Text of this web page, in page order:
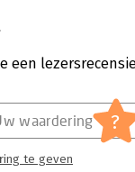
een
waardering ?
te geven